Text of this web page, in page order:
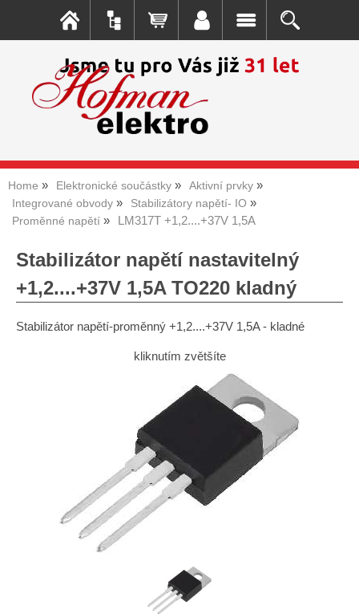
Home Elektronické součástky
Aktivní prvky
Integrované obvody
Stabilizátory napětí- IO
Proměnné napětí
LM317T +1,2....+37V 1,5A
Stabilizátor napětí nastavitelný
+1,2....+37V 1,5A TO220 kladný
Stabilizátor napětí-proměnný +1,2....+37V 1,5A - kladné
kliknutím zvětšíte